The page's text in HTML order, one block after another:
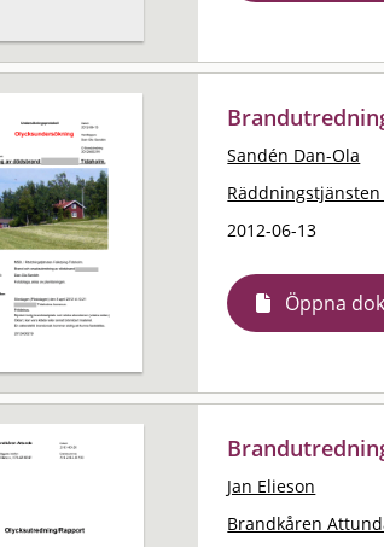
Sandén Dan-Ola
2012-06-13
Öppna
Jan Elieson
Brandkåren